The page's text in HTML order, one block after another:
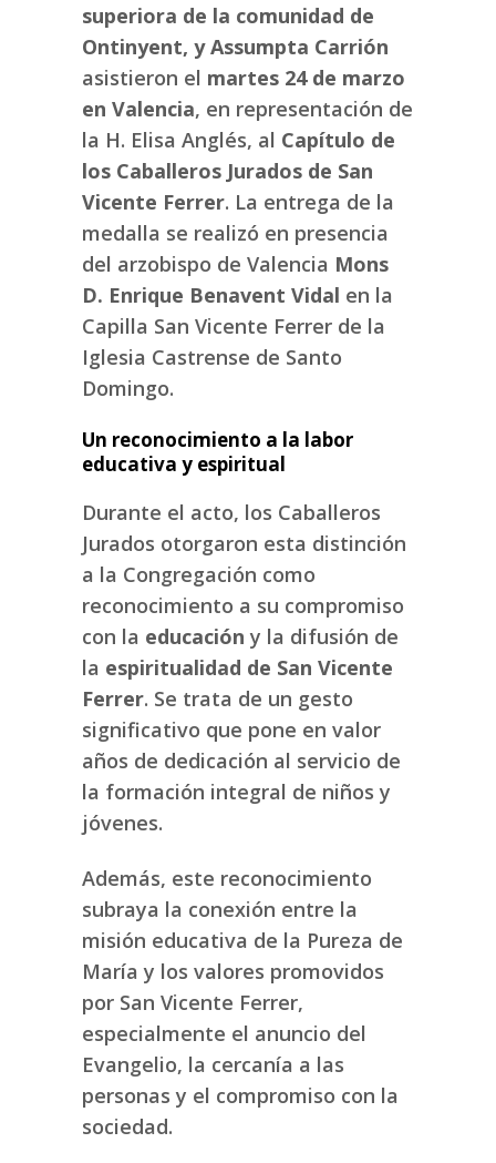
superiora de la comunidad de
Ontinyent, y Assumpta Carrión
asistieron el martes 24 de marzo
en Valencia, en representación de
la H. Elisa Anglés, al Capítulo de
los Caballeros Jurados de San
Vicente Ferrer. La entrega de la
medalla se realizó en presencia
del arzobispo de Valencia Mons
D. Enrique Benavent Vidal en la
Capilla San Vicente Ferrer de la
Iglesia Castrense de Santo
Domingo.
Un reconocimiento a la labor
educativa y espiritual
Durante el acto, los Caballeros
Jurados otorgaron esta distinción
a la Congregación como
reconocimiento a su compromiso
con la educación y la difusión de
la espiritualidad de San Vicente
Ferrer. Se trata de un gesto
significativo que pone en valor
años de dedicación al servicio de
la formación integral de niños y
jóvenes.
Además, este reconocimiento
subraya la conexión entre la
misión educativa de la Pureza de
María y los valores promovidos
por San Vicente Ferrer,
especialmente el anuncio del
Evangelio, la cercanía a las
personas y el compromiso con la
sociedad.